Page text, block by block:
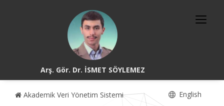
Arş. Gör. Dr. İSMET SÖYLEMEZ
Akademik Veri Yönetim Sistemi English